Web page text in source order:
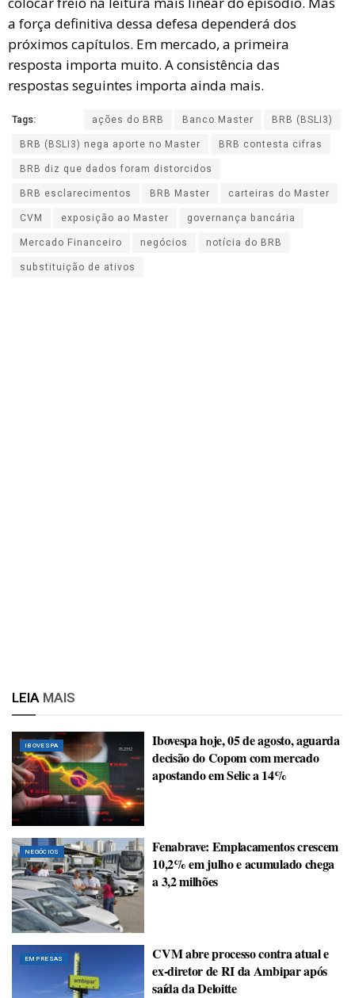
a força definitiva dessa defesa dependerá dos
próximos capítulos. Em mercado, a primeira
resposta importa muito. A consistência das
respostas seguintes importa ainda mais.
Tags: ações do BRB Banco Master
BRB (BSLI3)
BRB (BSLI3) nega aporte no Master
BRB contesta cifras
BRB diz que dados foram distorcidos
BRB esclarecimentos
BRB Master
carteiras do Master
CVM
exposição ao Master
governança bancária
Mercado Financeiro
negócios
notícia do BRB
substituição de ativos
LEIA MAIS
IBOVESPA
Ibovespa hoje, 05 de agosto, aguarda
decisão do Copom com mercado
apostando em Selic a 14%
NEGÓCIOS
Fenabrave: Emplacamentos crescem
10,2% em julho e acumulado chega
a 3,2 milhões
EMPRESAS
CVM abre processo contra atual e
ex-diretor de RI da Ambipar após
saída da Deloitte